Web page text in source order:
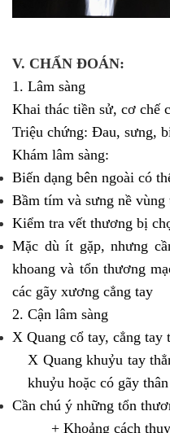
V. CHẨN ĐOÁN:
1. Lâm sàng
Khai thác tiền sử, cơ chế
Triệu chứng: Đau, sưng,
Khám lâm sàng:
Biến dạng bên ngoài có
Bầm tím và sưng nề vùng
Kiểm tra vết thương bị
Mặc dù ít gặp, nhưng
khoang và tổn thương
các gãy xương cẳng tay
2. Cận lâm sàng
X Quang cổ tay, cẳng tay
X Quang khuỷu tay
khuỷu hoặc có gãy
Cần chú ý những tổn
+ Khoảng cách